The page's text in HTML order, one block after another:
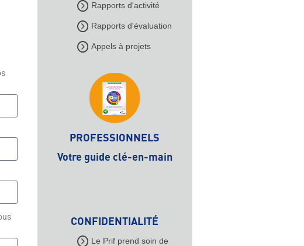
Rapports d'activité
Rapports d'évaluation
Appels à projets
PROFESSIONNELS
Votre guide clé-en-main
CONFIDENTIALITÉ
Le Prif prend soin de